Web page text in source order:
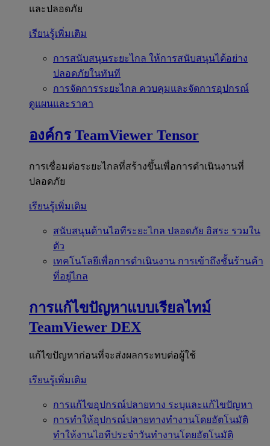
และปลอดภัย
เรียนรู้เพิ่มเติม
การสนับสนุนระยะไกล ให้การสนับสนุนได้อย่าง
ปลอดภัยในทันที
การจัดการระยะไกล ควบคุมและจัดการอุปกรณ์
ดูแผนและราคา
องค์กร TeamViewer Tensor
การเชื่อมต่อระยะไกลที่สร้างขึ้นเพื่อการดำเนินงานที่
ปลอดภัย
เรียนรู้เพิ่มเติม
สนับสนุนด้านไอทีระยะไกล ปลอดภัย อิสระ รวมใน
ตัว
เทคโนโลยีเพื่อการดำเนินงาน การเข้าถึงชั้นร้านค้า
ที่อยู่ไกล
การแก้ไขปัญหาแบบเรียลไทม์
TeamViewer DEX
แก้ไขปัญหาก่อนที่จะส่งผลกระทบต่อผู้ใช้
เรียนรู้เพิ่มเติม
การแก้ไขอุปกรณ์ปลายทาง ระบุและแก้ไขปัญหา
การทำให้อุปกรณ์ปลายทางทำงานโดยอัตโนมัติ
ทำให้งานไอทีประจำวันทำงานโดยอัตโนมัติ